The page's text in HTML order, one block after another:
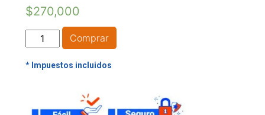
$270,000
MOTO
TOOL
PROFESIONAL
ACCESORIOS
Comprar